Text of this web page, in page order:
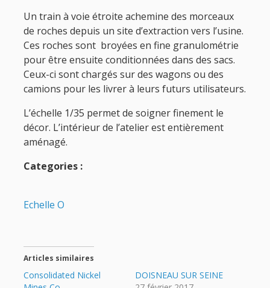
Un train à voie étroite achemine des morceaux
de roches depuis un site d’extraction vers l’usine.
Ces roches sont broyées en fine granulométrie
pour être ensuite conditionnées dans des sacs.
Ceux-ci sont chargés sur des wagons ou des
camions pour les livrer à leurs futurs utilisateurs.
L’échelle 1/35 permet de soigner finement le
décor. L’intérieur de l’atelier est entièrement
aménagé.
Categories :
Echelle O
Articles similaires
Consolidated Nickel
DOISNEAU SUR SEINE